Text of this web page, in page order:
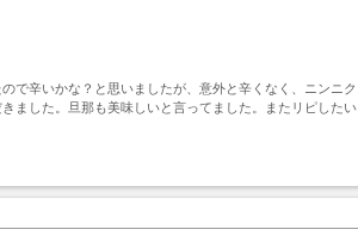
で辛いかな？と思いましたが、意外と辛くなく、ニンニ
ました。旦那も美味しいと言ってました。またリピしたい